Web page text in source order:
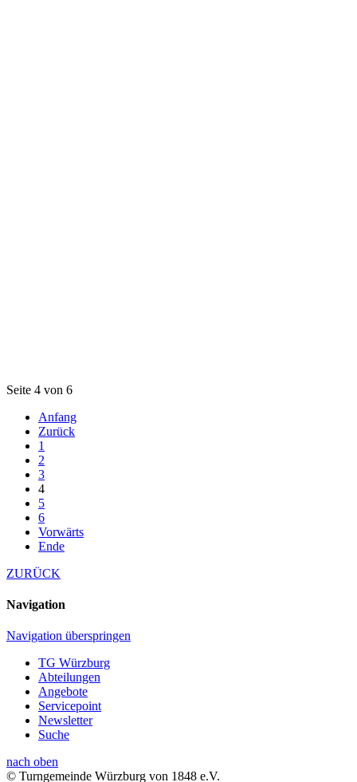
Seite 4 von 6
Anfang
Zurück
1
2
3
4
5
6
Vorwärts
Ende
ZURÜCK
Navigation
Navigation überspringen
TG Würzburg
Abteilungen
Angebote
Servicepoint
Newsletter
Suche
nach oben
© Turngemeinde Würzburg von 1848 e.V.